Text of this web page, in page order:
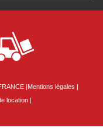
|Mentions légales |
location |